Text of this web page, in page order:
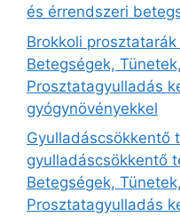
és érrendszeri
Brokkoli
Betegségek,
Prosztatagyulladás
gyógynövényekkel
Gyulladáscsökkentő
gyulladáscsökkentő
Betegségek,
Prosztatagyulladás